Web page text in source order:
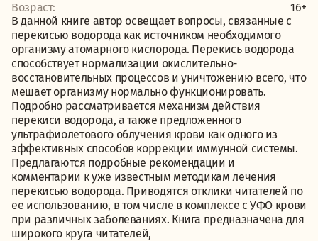
Возраст:
16+
В данной книге автор освещает вопросы, связанные с
перекисью водорода как источником необходимого
организму атомарного кислорода. Перекись водорода
способствует нормализации окислительно-
восстановительных процессов и уничтожению всего, что
мешает организму нормально функционировать.
Подробно рассматривается механизм действия
перекиси водорода, а также предложенного
ультрафиолетового облучения крови как одного из
эффективных способов коррекции иммунной системы.
Предлагаются подробные рекомендации и
комментарии к уже известным методикам лечения
перекисью водорода. Приводятся отклики читателей по
ее использованию, в том числе в комплексе с УФО крови
при различных заболеваниях. Книга предназначена для
широкого круга читателей,